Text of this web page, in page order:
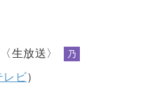
生放送〉 乃
レビ）